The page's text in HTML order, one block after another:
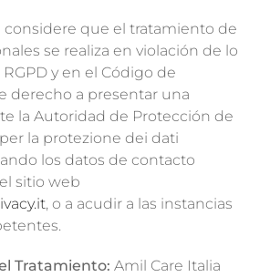
considere que el tratamiento de
se realiza en violación de lo
y en el Código de
derecho a presentar una
la Autoridad de Protección de
la protezione dei dati
los datos de contacto
sitio web
, o a acudir a las instancias
Tratamiento: Amil Care Italia